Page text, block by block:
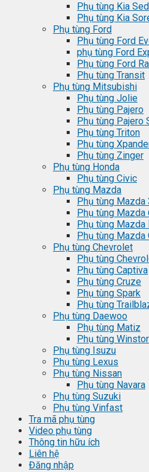
Phụ tùng Kia
Phụ tùng Kia
Phụ tùng Ford
Phụ tùng Ford
phụ tùng Ford
Phụ tùng Ford
Phụ tùng Transit
Phụ tùng Mitsubishi
Phụ tùng Jolie
Phụ tùng Pajero
Phụ tùng Pajero
Phụ tùng Triton
Phụ tùng
Phụ tùng Zinger
Phụ tùng Honda
Phụ tùng Civic
Phụ tùng Mazda
Phụ tùng Mazda
Phụ tùng Mazda
Phụ tùng Mazda
Phụ tùng Mazda
Phụ tùng Chevrolet
Phụ tùng
Phụ tùng Captiva
Phụ tùng Cruze
Phụ tùng Spark
Phụ tùng
Phụ tùng Daewoo
Phụ tùng Matiz
Phụ tùng
Phụ tùng Isuzu
Phụ tùng Lexus
Phụ tùng Nissan
Phụ tùng Navara
Phụ tùng Suzuki
Phụ tùng Vinfast
Tra mã phụ tùng
Video phụ tùng
Thông tin hữu ích
Liên hệ
Đăng nhập